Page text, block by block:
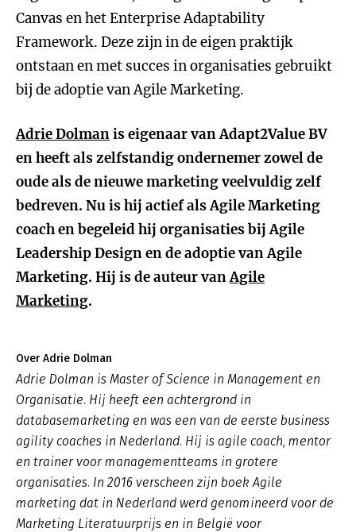
Canvas en het Enterprise Adaptability
Framework. Deze zijn in de eigen praktijk
ontstaan en met succes in organisaties gebruikt
bij de adoptie van Agile Marketing.
Adrie Dolmanis eigenaar van Adapt2Value BV
en heeft als zelfstandig ondernemer zowel de
oude als de nieuwe marketing veelvuldig zelf
bedreven. Nu is hij actief als Agile Marketing
coach en begeleid hij organisaties bij Agile
Leadership Design en de adoptie van Agile
Marketing. Hij is de auteur vanAgile
Marketing.
Over Adrie Dolman
Adrie Dolman is Master of Science in Management en
Organisatie. Hij heeft een achtergrond in
databasemarketing en was een van de eerste business
agility coaches in Nederland. Hij is agile coach, mentor
en trainer voor managementteams in grotere
organisaties. In 2016 verscheen zijn boek Agile
marketing dat in Nederland werd genomineerd voor de
Marketing Literatuurprijs en in België voor